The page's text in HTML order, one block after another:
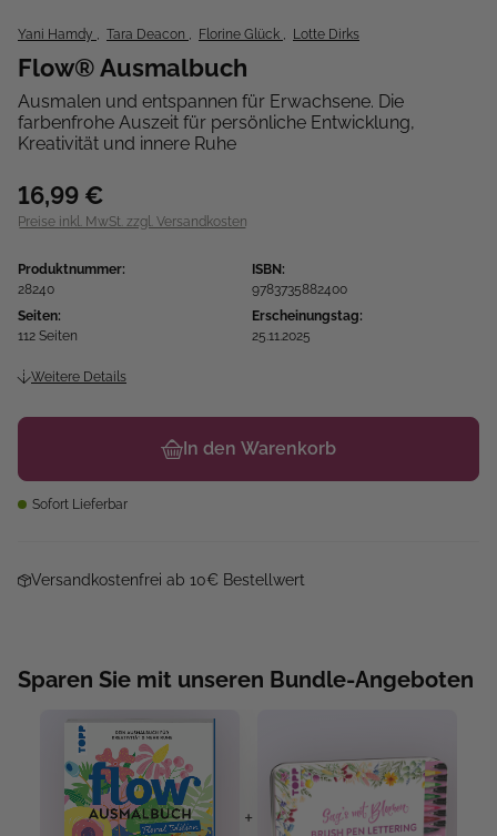
Yani Hamdy , Tara Deacon , Florine Glück , Lotte Dirks
Flow® Ausmalbuch
Ausmalen und entspannen für Erwachsene. Die
farbenfrohe Auszeit für persönliche Entwicklung,
Kreativität und innere Ruhe
16,99 €
Preise inkl. MwSt. zzgl. Versandkosten
Produktnummer:
28240
ISBN:
9783735882400
Seiten:
112 Seiten
Erscheinungstag:
25.11.2025
Weitere Details
In den Warenkorb
Sofort Lieferbar
Versandkostenfrei ab 10€ Bestellwert
Sparen Sie mit unseren Bundle-Angeboten
+